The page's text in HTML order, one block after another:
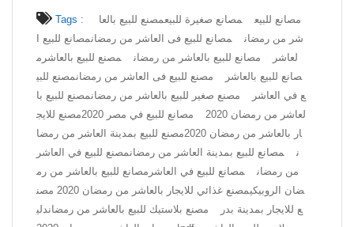
Tags : مصانع للبيع مصانع صغيرة للبيعمصنع للبيع بالعا
شر من رمضان
مصانع للبيع فى العاشر من رمضانمصانع للبيع ا
لعاشر
مصانع للبيع بالعاشر من رمضان مصنع للبيع بالعاشر م
صانع للبيع بالعاشر
مصنع للبيع فى العاشر من رمضانمصنع للبي
ع في العاشر
مصنع صغير للبيع بالعاشر من رمضانمصنع للبيع با
لعاشر من رمضان 2020
مصانع للبيع في مصر 2020
مصنع للايج
ار بالعاشر من رمضان 2020
مصنع للبيع بمدينة العاشر من رمضا
ن
مصانع للبيع بمدينة العاشر من رمضانمصنع للبيع في العاشر
من رمضان
مصانع للبيع في العاشر مصانع للبيع بالعاشر من رم
ضان الروبيكي
مصنع غذائي للايجار بالعاشر من رمضان 2020 مصن
ع للايجار بمدينة بدر
مصنع بلاستيك للبيع بالعاشر من رمضاندلي